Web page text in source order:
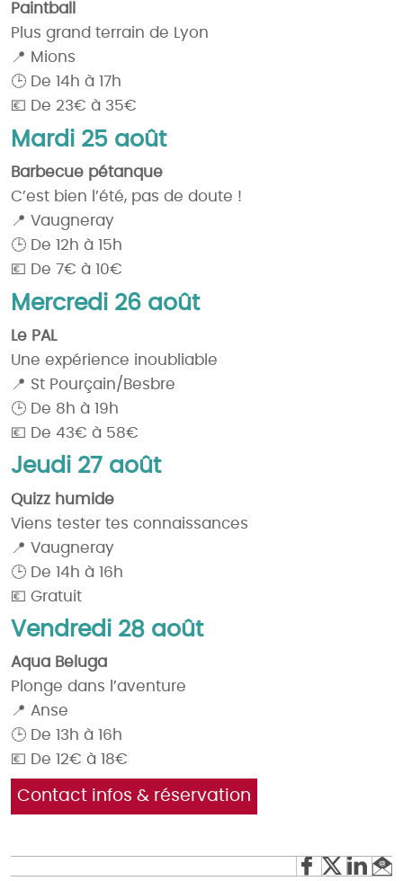
Paintball
Plus grand terrain de Lyon
📍 Mions
🕒 De 14h à 17h
💶 De 23€ à 35€
Mardi 25 août
Barbecue pétanque
C’est bien l’été, pas de doute !
📍 Vaugneray
🕒 De 12h à 15h
💶 De 7€ à 10€
Mercredi 26 août
Le PAL
Une expérience inoubliable
📍 St Pourçain/Besbre
🕒 De 8h à 19h
💶 De 43€ à 58€
Jeudi 27 août
Quizz humide
Viens tester tes connaissances
📍 Vaugneray
🕒 De 14h à 16h
💶 Gratuit
Vendredi 28 août
Aqua Beluga
Plonge dans l’aventure
📍 Anse
🕒 De 13h à 16h
💶 De 12€ à 18€
Contact infos & réservation